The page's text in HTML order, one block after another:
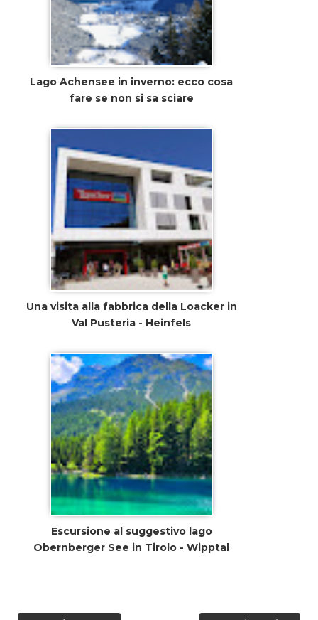
Lago Achensee in inverno: ecco cosa
fare se non si sa sciare
Una visita alla fabbrica della Loacker in
Val Pusteria - Heinfels
Escursione al suggestivo lago
Obernberger See in Tirolo - Wipptal